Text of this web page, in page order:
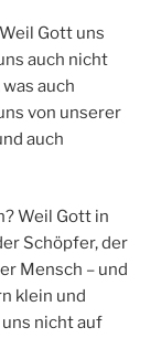
Gott uns
auch nicht
auch
von unserer
auch
Weil Gott in
Schöpfer, der
Mensch – und
klein und
nicht auf